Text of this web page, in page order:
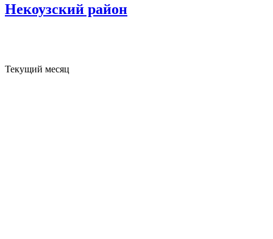
Некоузский район
Текущий месяц